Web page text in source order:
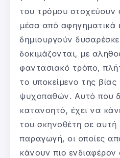
του τρόμου στοχεύουν
μέσα από αφηγηματικά
δημιουργούν
δοκιμάζονται, με
φαντασιακό τρόπο,
το υποκείμενο της
ψυχοπαθών. Αυτό που
κατανοητό, έχει να
του σκηνοθέτη σε αυτή
παραγωγή, οι οποίες
κάνουν πιο ενδιαφέρον